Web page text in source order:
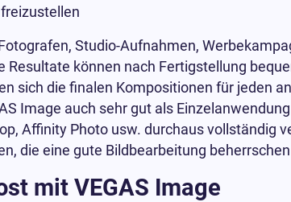
Studio-Aufnahmen,
können nach Fertigstellung
sich die finalen Kompositionen für jeden
Image auch sehr gut als
Affinity Photo usw. durchaus vollständig
die eine gute Bildbearbeitung
mit VEGAS Image